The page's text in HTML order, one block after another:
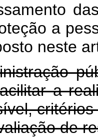
a
neste
a
de